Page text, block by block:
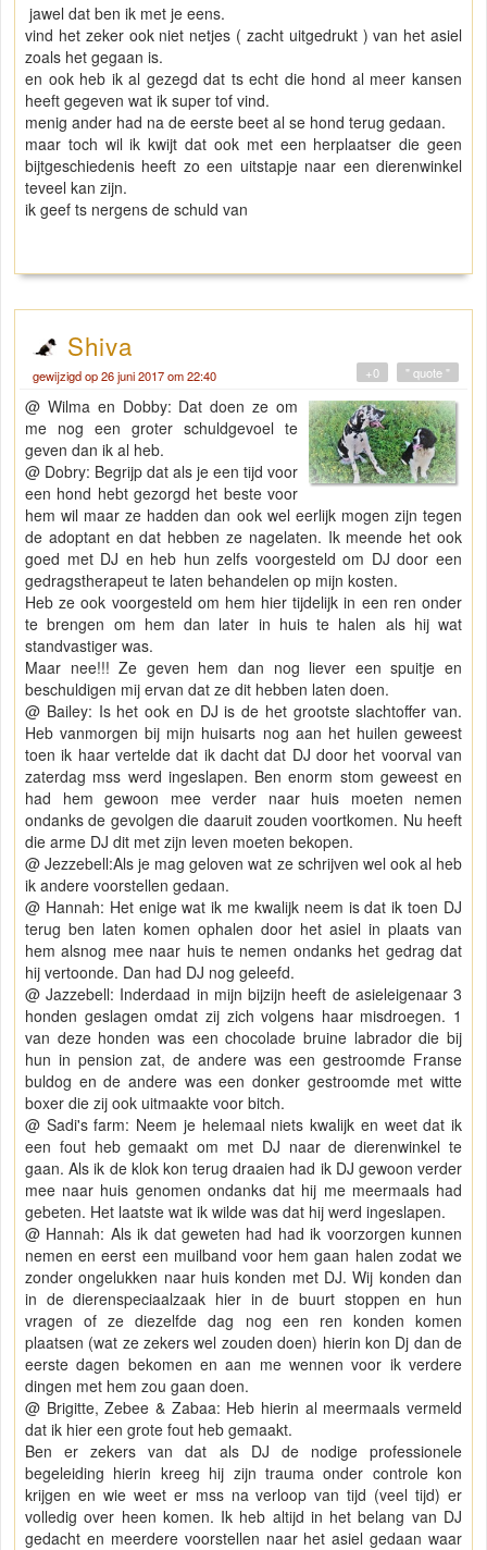
jawel dat ben ik met je eens.
vind het zeker ook niet netjes ( zacht uitgedrukt ) van het asiel
zoals het gegaan is.
en ook heb ik al gezegd dat ts echt die hond al meer kansen
heeft gegeven wat ik super tof vind.
menig ander had na de eerste beet al se hond terug gedaan.
maar toch wil ik kwijt dat ook met een herplaatser die geen
bijtgeschiedenis heeft zo een uitstapje naar een dierenwinkel
teveel kan zijn.
ik geef ts nergens de schuld van
Shiva
gewijzigd op 26 juni 2017 om 22:40 " quote "
+0
@ Wilma en Dobby: Dat doen ze om
me nog een groter schuldgevoel te
geven dan ik al heb.
@ Dobry: Begrijp dat als je een tijd voor
een hond hebt gezorgd het beste voor
hem wil maar ze hadden dan ook wel eerlijk mogen zijn tegen
de adoptant en dat hebben ze nagelaten. Ik meende het ook
goed met DJ en heb hun zelfs voorgesteld om DJ door een
gedragstherapeut te laten behandelen op mijn kosten.
Heb ze ook voorgesteld om hem hier tijdelijk in een ren onder
te brengen om hem dan later in huis te halen als hij wat
standvastiger was.
Maar nee!!! Ze geven hem dan nog liever een spuitje en
beschuldigen mij ervan dat ze dit hebben laten doen.
@ Bailey: Is het ook en DJ is de het grootste slachtoffer van.
Heb vanmorgen bij mijn huisarts nog aan het huilen geweest
toen ik haar vertelde dat ik dacht dat DJ door het voorval van
zaterdag mss werd ingeslapen. Ben enorm stom geweest en
had hem gewoon mee verder naar huis moeten nemen
ondanks de gevolgen die daaruit zouden voortkomen. Nu heeft
die arme DJ dit met zijn leven moeten bekopen.
@ Jezzebell:Als je mag geloven wat ze schrijven wel ook al heb
ik andere voorstellen gedaan.
@ Hannah: Het enige wat ik me kwalijk neem is dat ik toen DJ
terug ben laten komen ophalen door het asiel in plaats van
hem alsnog mee naar huis te nemen ondanks het gedrag dat
hij vertoonde. Dan had DJ nog geleefd.
@ Jazzebell: Inderdaad in mijn bijzijn heeft de asieleigenaar 3
honden geslagen omdat zij zich volgens haar misdroegen. 1
van deze honden was een chocolade bruine labrador die bij
hun in pension zat, de andere was een gestroomde Franse
buldog en de andere was een donker gestroomde met witte
boxer die zij ook uitmaakte voor bitch.
@ Sadi's farm: Neem je helemaal niets kwalijk en weet dat ik
een fout heb gemaakt om met DJ naar de dierenwinkel te
gaan. Als ik de klok kon terug draaien had ik DJ gewoon verder
mee naar huis genomen ondanks dat hij me meermaals had
gebeten. Het laatste wat ik wilde was dat hij werd ingeslapen.
@ Hannah: Als ik dat geweten had had ik voorzorgen kunnen
nemen en eerst een muilband voor hem gaan halen zodat we
zonder ongelukken naar huis konden met DJ. Wij konden dan
in de dierenspeciaalzaak hier in de buurt stoppen en hun
vragen of ze diezelfde dag nog een ren konden komen
plaatsen (wat ze zekers wel zouden doen) hierin kon Dj dan de
eerste dagen bekomen en aan me wennen voor ik verdere
dingen met hem zou gaan doen.
@ Brigitte, Zebee & Zabaa: Heb hierin al meermaals vermeld
dat ik hier een grote fout heb gemaakt.
Ben er zekers van dat als DJ de nodige professionele
begeleiding hierin kreeg hij zijn trauma onder controle kon
krijgen en wie weet er mss na verloop van tijd (veel tijd) er
volledig over heen komen. Ik heb altijd in het belang van DJ
gedacht en meerdere voorstellen naar het asiel gedaan waar